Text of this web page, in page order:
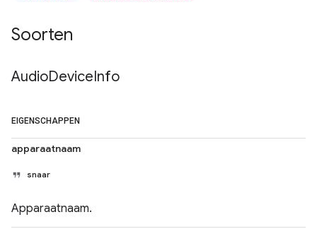
Soorten
AudioDeviceInfo
EIGENSCHAPPEN
apparaatnaam
snaar
Apparaatnaam.